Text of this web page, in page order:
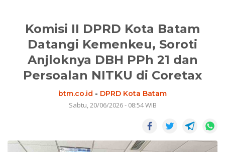
Komisi II DPRD Kota Batam
Datangi Kemenkeu, Soroti
Anjloknya DBH PPh 21 dan
Persoalan NITKU di Coretax
btm.co.id - DPRD Kota Batam
Sabtu, 20/06/2026 - 08:54 WIB